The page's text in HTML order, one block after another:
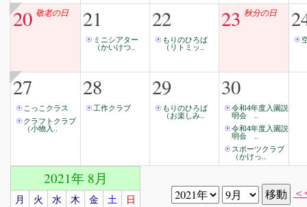
20 敬老の日 21
ミニシアター
（かいけつ..
22
もりのひろば
（リトミッ..
23 秋分の日
27
こっこクラス
クラフトクラブ
（小物入..
28
工作クラブ
29
もりのひろば
（お楽しみ..
30
令和4年度入園説
明会 ..
令和4年度入園説
明会 ..
スポーツクラブ
（かけっ..
2021年 8月
月 火 水 木 金 土
日